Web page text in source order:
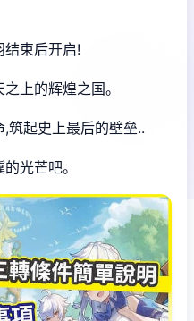
束后开启!
上的辉煌之国。
筑起史上最后的壁垒..
光芒吧。